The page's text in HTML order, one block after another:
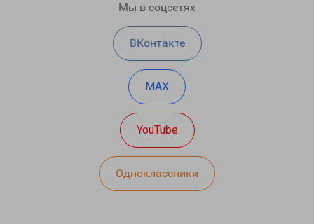
Мы в соцсетях
ВКонтакте
MAX
YouTube
Одноклассники